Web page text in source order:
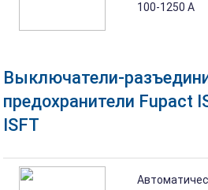
Выключатели-
предохранители Fupact
ISFT
100-1250 А